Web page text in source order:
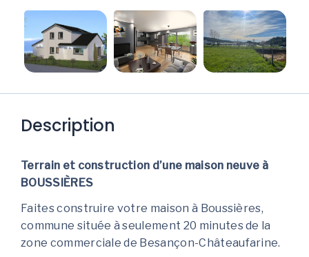
Description
Terrain et construction d’une maison neuve à
BOUSSIÈRES
Faites construire votre maison à Boussières,
commune située à seulement 20 minutes de la
zone commerciale de Besançon-Châteaufarine.